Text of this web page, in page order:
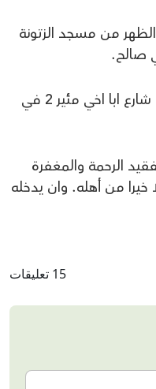
من مسجد الزتونة
صالح.
تقبل التعازي في بيت الفقيد في شارع ابا اخي مئير 2 في
للفقيد الرحمة والمغفرة
خيرا من أهله. وان يدخله
15 تعليقات